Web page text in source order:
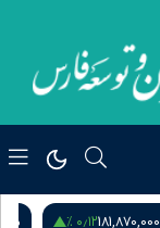
181,870,000۰٫۱۲ %